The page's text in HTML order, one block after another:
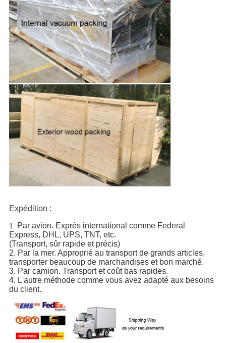
Expédition :
1. Par avion. Exprès international comme Federal
Express, DHL, UPS, TNT, etc.
(Transport, sûr rapide et précis)
2. Par la mer. Approprié au transport de grands articles,
transporter beaucoup de marchandises et bon marché.
3. Par camion. Transport et coût bas rapides.
4. L'autre méthode comme vous avez adapté aux besoins
du client.